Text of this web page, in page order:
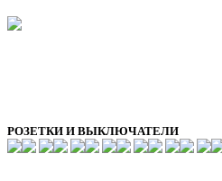
РОЗЕТКИ И ВЫКЛЮЧАТЕЛИ